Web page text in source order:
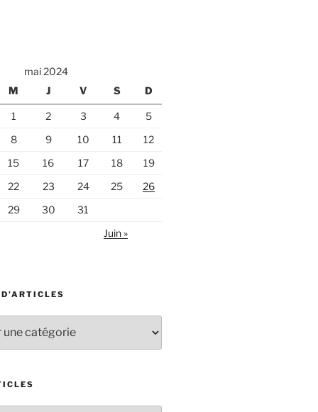
mai 2024
M
J V S D
1 2 3 4
5
8
9 10 11
12
15
16 17 18
19
22
23 24 25
26
29
30
31
Juin »